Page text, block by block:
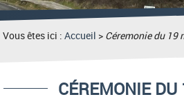
Vous êtes ici :Accueil > Céremonie du 19
CÉREMONIE